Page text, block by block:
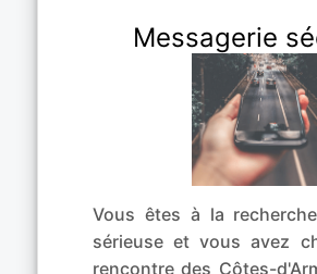
Messagerie
Vous êtes à la
sérieuse et vous avez
rencontre des Côtes-